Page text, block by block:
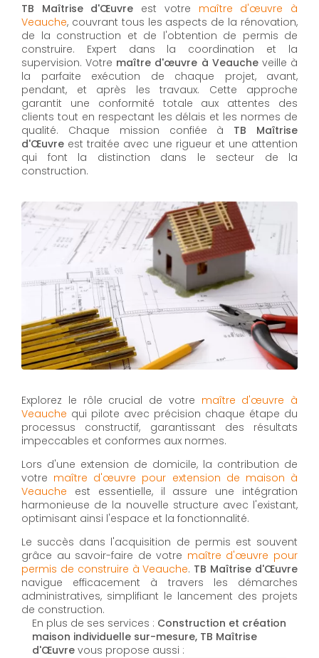
TB Maîtrise d'Œuvre est votre maître d'œuvre à
Veauche, couvrant tous les aspects de la rénovation,
de la construction et de l'obtention de permis de
construire. Expert dans la coordination et la
supervision. Votre maître d'œuvre à Veaucheveille à
la parfaite exécution de chaque projet, avant,
pendant, et après les travaux. Cette approche
garantit une conformité totale aux attentes des
clients tout en respectant les délais et les normes de
qualité. Chaque mission confiée à TB Maîtrise
d'Œuvre est traitée avec une rigueur et une attention
qui font la distinction dans le secteur de la
construction.
Explorez le rôle crucial de votre maître d'œuvre à
Veauche qui pilote avec précision chaque étape du
processus constructif, garantissant des résultats
impeccables et conformes aux normes.
Lors d'une extension de domicile, la contribution de
votre maître d'œuvre pour extension de maison à
Veauche est essentielle, il assure une intégration
harmonieuse de la nouvelle structure avec l'existant,
optimisant ainsi l'espace et la fonctionnalité.
Le succès dans l'acquisition de permis est souvent
grâce au savoir-faire de votre maître d'œuvre pour
permis de construire à Veauche. TB Maîtrise d'Œuvre
navigue efficacement à travers les démarches
administratives, simplifiant le lancement des projets
de construction.
En plus de ses services : Construction et création
maison individuelle sur-mesure, TB Maîtrise
d'Œuvre vous propose aussi :